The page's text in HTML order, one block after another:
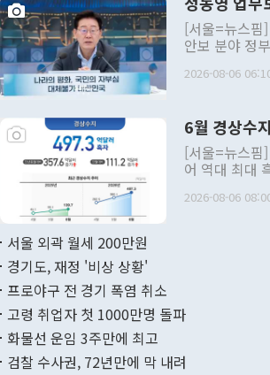
[서울=뉴스핌
안보 분야 정
발언 중에는
주의적 희망
관의 대북 정
관 부처 장관
관의 무리한
다. [정동영 통일부 장관이 지난달 23일 오후 서울 종로구 정부서울청사에
무너졌다고도
함께 4자 대화
2026-08-06
6월 경상수
[서울=뉴스핌
어 역대 최대
료=한국은행] 한국은행이 6일 발표한 '2026년 6월 국제수지(잠정)'에 따르
며 월간 기준
196.9% 급증
2026-08-06
서울 외곽 월세 200만원
경기도, 재정 '비상 상황'
프로야구 전 경기 폭염 취소
고령 취업자 첫 1000만명 돌파
화물선 운임 3주만에 최고
검찰 수사권, 72년만에 막 내려